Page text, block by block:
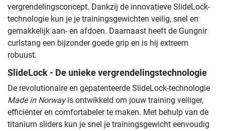
vergrendelingsconcept. Dankzij de innovatieve SlideLock-
technologie kun je je trainingsgewichten veilig, snel en
gemakkelijk aan- en afdoen. Daarnaast heeft de Gungnir
curlstang een bijzonder goede grip en is hij extreem
robuust.
SlideLock - De unieke vergrendelingstechnologie
De revolutionaire en gepatenteerde SlideLock-technologie
Made in Norwayis ontwikkeld om jouw training veiliger,
efficiënter en comfortabeler te maken. Met behulp van de
titanium sliders kun je snel je trainingsgewicht eenvoudig